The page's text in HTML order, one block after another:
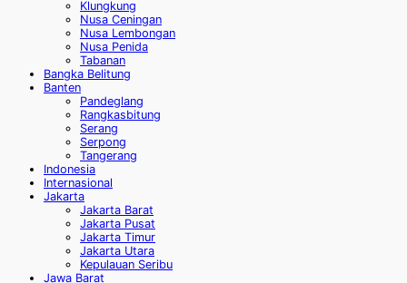
Klungkung
Nusa Ceningan
Nusa Lembongan
Nusa Penida
Tabanan
Bangka Belitung
Banten
Pandeglang
Rangkasbitung
Serang
Serpong
Tangerang
Indonesia
Internasional
Jakarta
Jakarta Barat
Jakarta Pusat
Jakarta Timur
Jakarta Utara
Kepulauan Seribu
Jawa Barat